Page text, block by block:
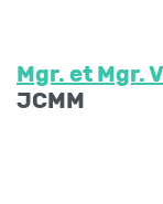
Mgr. et Mgr.
JCMM